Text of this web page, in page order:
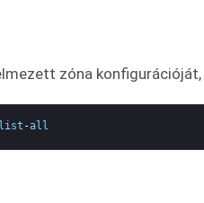
zóna
list -all